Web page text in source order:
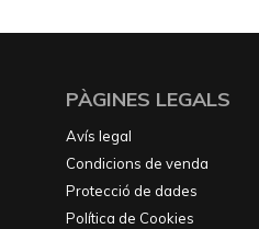
PÀGINES LEGALS
Avís legal
Condicions de venda
Protecció de dades
Política de Cookies